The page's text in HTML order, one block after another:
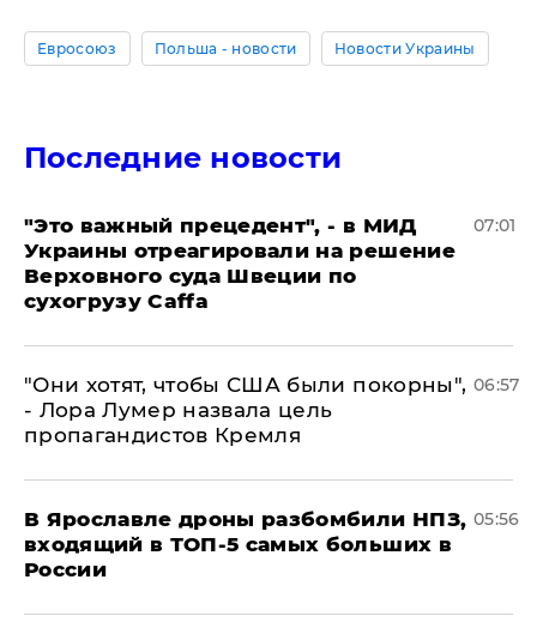
Евросоюз Польша - новости Новости Украины
Последние новости
"Это важный прецедент", - в МИД
Украины отреагировали на решение
Верховного суда Швеции по
сухогрузу Caffa
07:01
"Они хотят, чтобы США были покорны",
- Лора Лумер назвала цель
пропагандистов Кремля
06:57
В Ярославле дроны разбомбили НПЗ,
входящий в ТОП-5 самых больших в
России
05:56